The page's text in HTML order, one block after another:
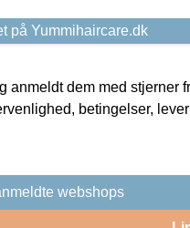
på Yummihaircare.dk
dem med stjerner
betingelser,
webshops